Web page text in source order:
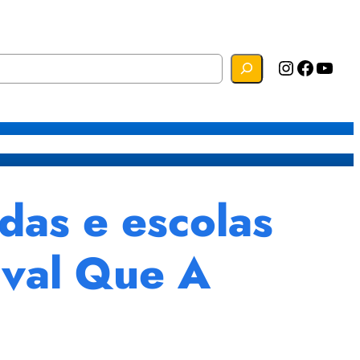
Instagram Facebook YouTube
e escolas
Que A